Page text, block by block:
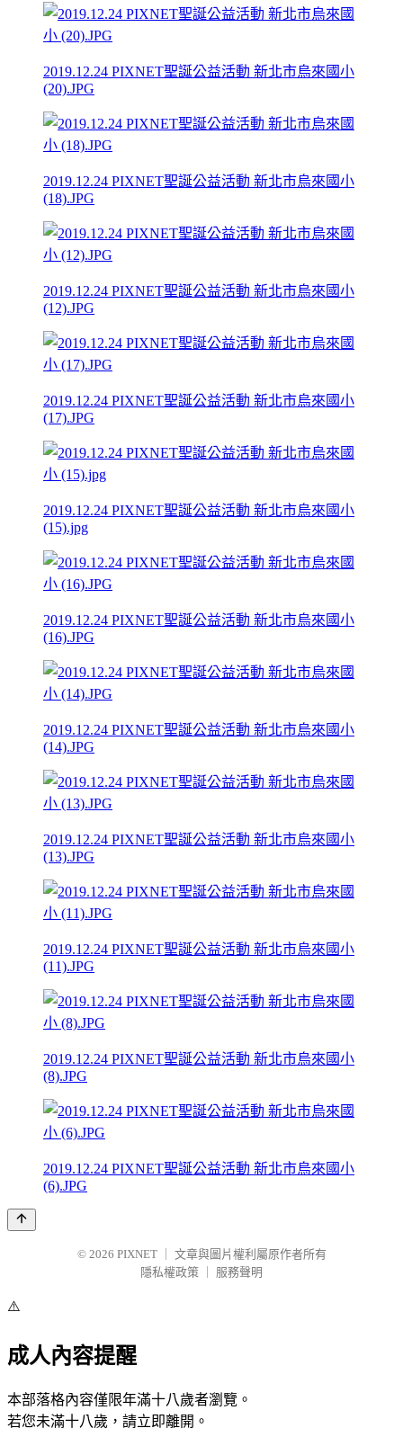
2019.12.24 PIXNET聖誕公益活動 新北市烏來國小
(20).JPG
2019.12.24 PIXNET聖誕公益活動 新北市烏來國小
(18).JPG
2019.12.24 PIXNET聖誕公益活動 新北市烏來國小
(12).JPG
2019.12.24 PIXNET聖誕公益活動 新北市烏來國小
(17).JPG
2019.12.24 PIXNET聖誕公益活動 新北市烏來國小
(15).jpg
2019.12.24 PIXNET聖誕公益活動 新北市烏來國小
(16).JPG
2019.12.24 PIXNET聖誕公益活動 新北市烏來國小
(14).JPG
2019.12.24 PIXNET聖誕公益活動 新北市烏來國小
(13).JPG
2019.12.24 PIXNET聖誕公益活動 新北市烏來國小
(11).JPG
2019.12.24 PIXNET聖誕公益活動 新北市烏來國小
(8).JPG
2019.12.24 PIXNET聖誕公益活動 新北市烏來國小
(6).JPG
© 2026 PIXNET
文章與圖片權利屬原作者所有
隱私權政策
服務聲明
⚠️
成人內容提醒
本部落格內容僅限年滿十八歲者瀏覽。
若您未滿十八歲，請立即離開。